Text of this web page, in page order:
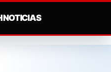
NOTICIAS